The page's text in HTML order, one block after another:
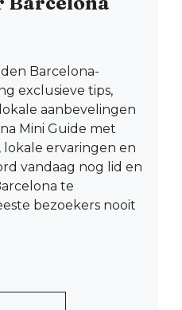
Barcelona-
exclusieve tips,
aanbevelingen
Mini Guide met
ervaringen en
vandaag nog lid en
te
bezoekers nooit